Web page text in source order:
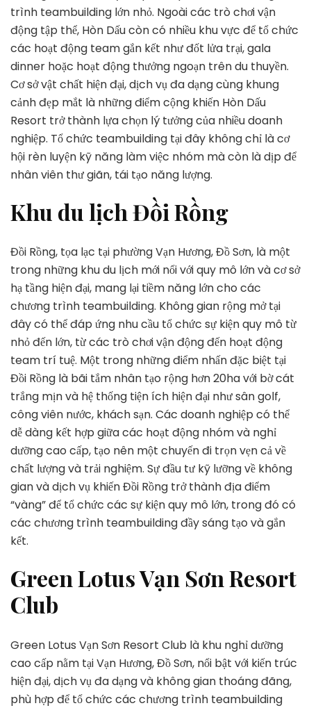
trình teambuilding lớn nhỏ. Ngoài các trò chơi vận
động tập thể, Hòn Dấu còn có nhiều khu vực để tổ chức
các hoạt động team gắn kết như đốt lửa trại, gala
dinner hoặc hoạt động thưởng ngoạn trên du thuyền.
Cơ sở vật chất hiện đại, dịch vụ đa dạng cùng khung
cảnh đẹp mắt là những điểm cộng khiến Hòn Dấu
Resort trở thành lựa chọn lý tưởng của nhiều doanh
nghiệp. Tổ chức teambuilding tại đây không chỉ là cơ
hội rèn luyện kỹ năng làm việc nhóm mà còn là dịp để
nhân viên thư giãn, tái tạo năng lượng.
Khu du lịch Đồi Rồng
Đồi Rồng, tọa lạc tại phường Vạn Hương, Đồ Sơn, là một
trong những khu du lịch mới nổi với quy mô lớn và cơ sở
hạ tầng hiện đại, mang lại tiềm năng lớn cho các
chương trình teambuilding. Không gian rộng mở tại
đây có thể đáp ứng nhu cầu tổ chức sự kiện quy mô từ
nhỏ đến lớn, từ các trò chơi vận động đến hoạt động
team trí tuệ. Một trong những điểm nhấn đặc biệt tại
Đồi Rồng là bãi tắm nhân tạo rộng hơn 20ha với bờ cát
trắng mịn và hệ thống tiện ích hiện đại như sân golf,
công viên nước, khách sạn. Các doanh nghiệp có thể
dễ dàng kết hợp giữa các hoạt động nhóm và nghỉ
dưỡng cao cấp, tạo nên một chuyến đi trọn vẹn cả về
chất lượng và trải nghiệm. Sự đầu tư kỹ lưỡng về không
gian và dịch vụ khiến Đồi Rồng trở thành địa điểm
“vàng” để tổ chức các sự kiện quy mô lớn, trong đó có
các chương trình teambuilding đầy sáng tạo và gắn
kết.
Green Lotus Vạn Sơn Resort
Club
Green Lotus Vạn Sơn Resort Club là khu nghỉ dưỡng
cao cấp nằm tại Vạn Hương, Đồ Sơn, nổi bật với kiến trúc
hiện đại, dịch vụ đa dạng và không gian thoáng đãng,
phù hợp để tổ chức các chương trình teambuilding